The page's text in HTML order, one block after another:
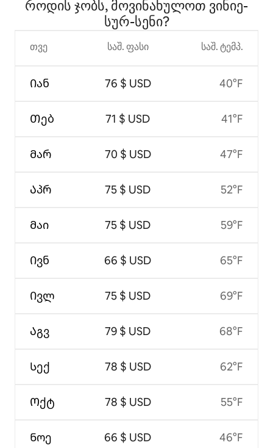
როდის ჯობს, მოვინახულოთ ვინიე-
სურ-სენი?
თვე
Იან
Თებ
Მარ
Აპრ
Მაი
Ივნ
Ივლ
Აგვ
Სექ
Ოქტ
Ნოე
საშ. ფასი
76 $ USD
71 $ USD
70 $ USD
75 $ USD
75 $ USD
66 $ USD
75 $ USD
79 $ USD
78 $ USD
78 $ USD
66 $ USD
საშ. ტემპ.
40°F
41°F
47°F
52°F
59°F
65°F
69°F
68°F
62°F
55°F
46°F